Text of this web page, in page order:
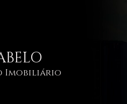
Imobiliário